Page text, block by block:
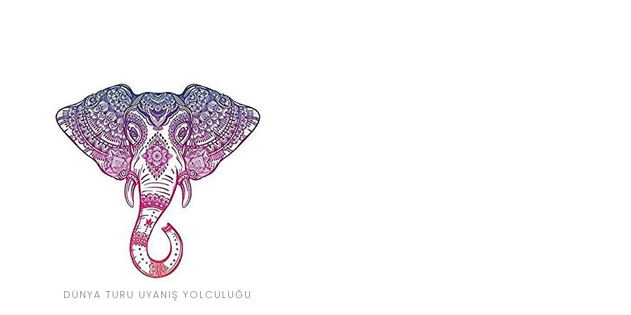
DÜNYA TURU UYANIŞ YOLCULUĞU